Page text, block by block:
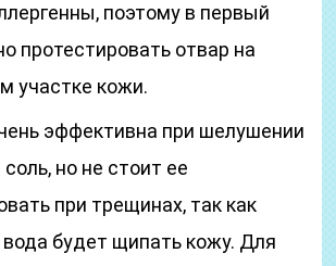
поэтому в первый
протестировать отвар на
участке кожи.
эффективна при шелушении
но не стоит ее
при трещинах, так как
вода будет щипать кожу. Для